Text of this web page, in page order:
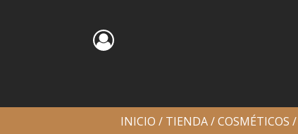
INICIO / TIENDA/COSMÉTICOS /